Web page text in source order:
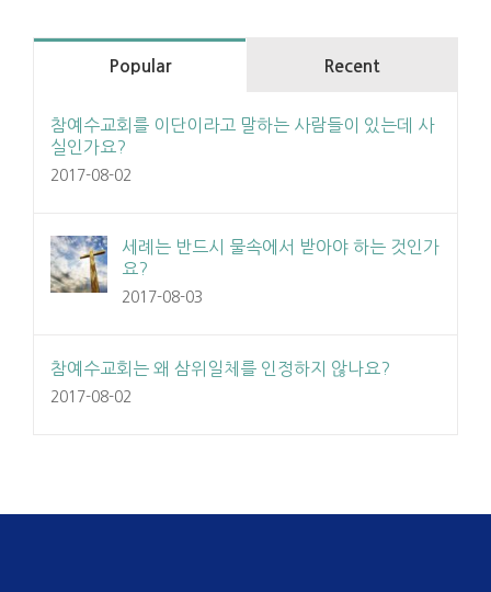
Popular Recent
참예수교회를 이단이라고 말하는 사람들이 있는데 사
실인가요?
2017-08-02
세례는 반드시 물속에서 받아야 하는 것인가
요?
2017-08-03
참예수교회는 왜 삼위일체를 인정하지 않나요?
2017-08-02